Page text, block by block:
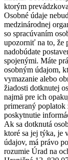
ktorým
Osobné údaje
medzinárodnej
so spracúvaním
upozorniť na to, že
nadobúdate
spojenými. Máte
osobným údajom,
vymazanie alebo
žiadosti dotknutej
najmä pre ich
primeraný
poskytnutie
Ak sa dotknutá
ktoré sa jej týka, je
údajov, má právo
rozumie Úrad na